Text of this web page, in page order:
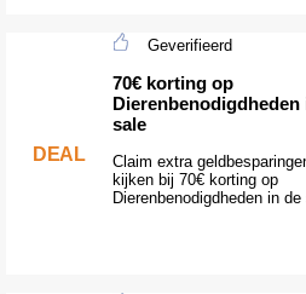
DEAL
Geverifieerd
70€ korting op
Dierenbenodigdheden
sale
Claim extra
kijken bij 70€ korting op
Dierenbenodigdheden in de